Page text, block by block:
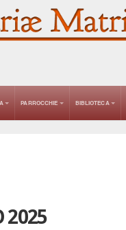
PARROCCHIE BIBLIOTECA
2025